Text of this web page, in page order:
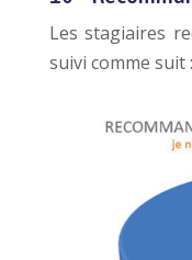
Les stagiaires
suivi comme suit :